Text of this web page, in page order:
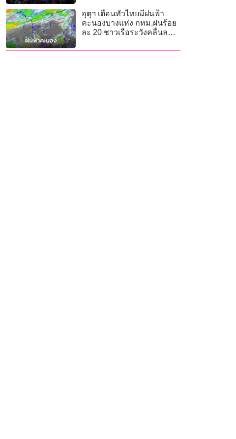
อุตุฯ เตือนทั่วไทยมีฝนฟ้า
คะนองบางแห่ง กทม.ฝนร้อย
ละ 20 ชาวเรือระวังคลื่นลม